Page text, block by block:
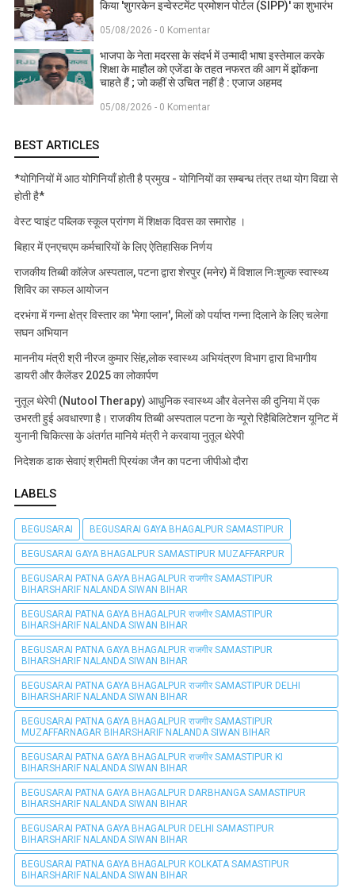
किया 'शुगरकेन इन्वेस्टमेंट प्रमोशन पोर्टल (SIPP)' का शुभारंभ
05/08/2026 - 0 Komentar
भाजपा के नेता मदरसा के संदर्भ में उन्मादी भाषा इस्तेमाल करके
शिक्षा के माहौल को एजेंडा के तहत नफरत की आग में झोंकना
चाहते हैं ; जो कहीं से उचित नहीं है : एजाज अहमद
05/08/2026 - 0 Komentar
BEST ARTICLES
*योगिनियों में आठ योगिनियाँ होती है प्रमुख - योगिनियों का सम्बन्ध तंत्र तथा योग विद्या से
होती है*
वेस्ट प्वाइंट पब्लिक स्कूल प्रांगण में शिक्षक दिवस का समारोह ।
बिहार में एनएचएम कर्मचारियों के लिए ऐतिहासिक निर्णय
राजकीय तिब्बी कॉलेज अस्पताल, पटना द्वारा शेरपुर (मनेर) में विशाल निःशुल्क स्वास्थ्य
शिविर का सफल आयोजन
दरभंगा में गन्ना क्षेत्र विस्तार का 'मेगा प्लान', मिलों को पर्याप्त गन्ना दिलाने के लिए चलेगा
सघन अभियान
माननीय मंत्री श्री नीरज कुमार सिंह,लोक स्वास्थ्य अभियंत्रण विभाग द्वारा विभागीय
डायरी और कैलेंडर 2025 का लोकार्पण
नुतूल थेरेपी (Nutool Therapy) आधुनिक स्वास्थ्य और वेलनेस की दुनिया में एक
उभरती हुई अवधारणा है। राजकीय तिब्बी अस्पताल पटना के न्यूरो रिहैबिलिटेशन यूनिट में
युनानी चिकित्सा के अंतर्गत मानिये मंत्री ने करवाया नुतूल थेरेपी
निदेशक डाक सेवाएं श्रीमती प्रियंका जैन का पटना जीपीओ दौरा
LABELS
BEGUSARAI BEGUSARAI GAYA BHAGALPUR SAMASTIPUR
BEGUSARAI GAYA BHAGALPUR SAMASTIPUR MUZAFFARPUR
BEGUSARAI PATNA GAYA BHAGALPUR राजगीर SAMASTIPUR
BIHARSHARIF NALANDA SIWAN BIHAR
BEGUSARAI PATNA GAYA BHAGALPUR राजगीर SAMASTIPUR
BIHARSHARIF NALANDA SIWAN BIHAR
BEGUSARAI PATNA GAYA BHAGALPUR राजगीर SAMASTIPUR
BIHARSHARIF NALANDA SIWAN BIHAR
BEGUSARAI PATNA GAYA BHAGALPUR राजगीर SAMASTIPUR DELHI
BIHARSHARIF NALANDA SIWAN BIHAR
BEGUSARAI PATNA GAYA BHAGALPUR राजगीर SAMASTIPUR
MUZAFFARNAGAR BIHARSHARIF NALANDA SIWAN BIHAR
BEGUSARAI PATNA GAYA BHAGALPUR राजगीर SAMASTIPUR KI
BIHARSHARIF NALANDA SIWAN BIHAR
BEGUSARAI PATNA GAYA BHAGALPUR DARBHANGA SAMASTIPUR
BIHARSHARIF NALANDA SIWAN BIHAR
BEGUSARAI PATNA GAYA BHAGALPUR DELHI SAMASTIPUR
BIHARSHARIF NALANDA SIWAN BIHAR
BEGUSARAI PATNA GAYA BHAGALPUR KOLKATA SAMASTIPUR
BIHARSHARIF NALANDA SIWAN BIHAR